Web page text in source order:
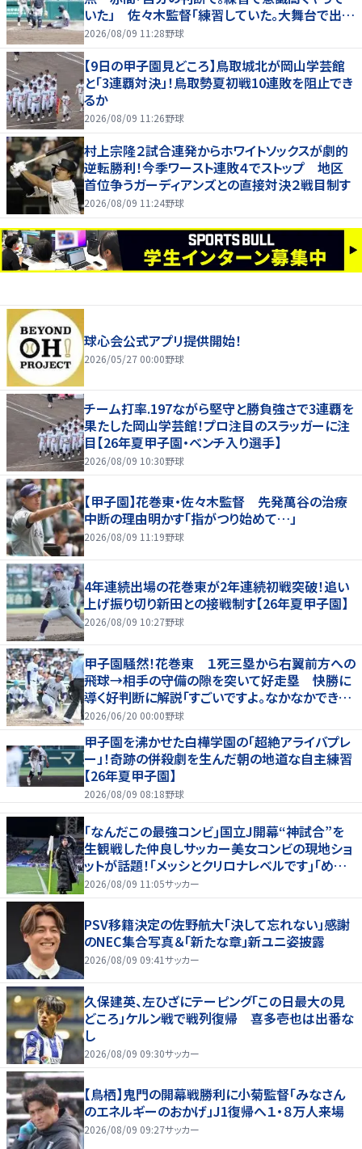
いた」 佐々木監督「練習していた。大舞台で出た
のはうれしい」
2026/08/09 11:28野球
【9日の甲子園見どころ】鳥取城北が岡山学芸館
と「3連覇対決」！鳥取勢夏初戦10連敗を阻止でき
るか
2026/08/09 11:26野球
村上宗隆２試合連発からホワイトソックスが劇的
逆転勝利！今季ワースト連敗４でストップ 地区
首位争うガーディアンズとの直接対決２戦目制す
2026/08/09 11:24野球
球心会公式アプリ提供開始！
2026/05/27 00:00野球
チーム打率.197ながら堅守と勝負強さで3連覇を
果たした岡山学芸館！プロ注目のスラッガーに注
目【26年夏甲子園・ベンチ入り選手】
2026/08/09 10:30野球
【甲子園】花巻東・佐々木監督 先発萬谷の治療
中断の理由明かす「指がつり始めて…」
2026/08/09 11:19野球
4年連続出場の花巻東が2年連続初戦突破！追い
上げ振り切り新田との接戦制す【26年夏甲子園】
2026/08/09 10:27野球
甲子園騒然！花巻東 １死三塁から右翼前方への
飛球→相手の守備の隙を突いて好走塁 快勝に
導く好判断に解説「すごいですよ。なかなかできな
いプレー」
2026/06/20 00:00野球
甲子園を沸かせた白樺学園の「超絶アライバプレ
ー」！奇跡の併殺劇を生んだ朝の地道な自主練習
【26年夏甲子園】
2026/08/09 08:18野球
｢なんだこの最強コンビ｣国立J開幕“神試合”を
生観戦した仲良しサッカー美女コンビの現地ショ
ットが話題！｢メッシとクリロナレベルです｣｢めちゃ
くちゃ可愛い｣
2026/08/09 11:05サッカー
PSV移籍決定の佐野航大「決して忘れない」感謝
のNEC集合写真＆「新たな章」新ユニ姿披露
2026/08/09 09:41サッカー
久保建英、左ひざにテーピング「この日最大の見
どころ」ケルン戦で戦列復帰 喜多壱也は出番な
し
2026/08/09 09:30サッカー
【鳥栖】鬼門の開幕戦勝利に小菊監督「みなさん
のエネルギーのおかげ」J1復帰へ１・８万人来場
2026/08/09 09:27サッカー